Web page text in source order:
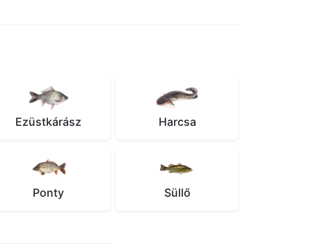
Ezüstkárász Harcsa
Ponty Süllő